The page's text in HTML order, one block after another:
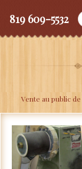
819 609-5532
Vente au public